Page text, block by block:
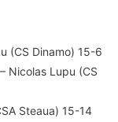
(CS Dinamo) 15-6
Nicolas Lupu (CS
Steaua) 15-14